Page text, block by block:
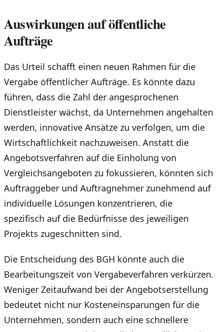
Auswirkungen auf öffentliche
Aufträge
Das Urteil schafft einen neuen Rahmen für die
Vergabe öffentlicher Aufträge. Es könnte dazu
führen, dass die Zahl der angesprochenen
Dienstleister wächst, da Unternehmen angehalten
werden, innovative Ansätze zu verfolgen, um die
Wirtschaftlichkeit nachzuweisen. Anstatt die
Angebotsverfahren auf die Einholung von
Vergleichsangeboten zu fokussieren, könnten sich
Auftraggeber und Auftragnehmer zunehmend auf
individuelle Lösungen konzentrieren, die
spezifisch auf die Bedürfnisse des jeweiligen
Projekts zugeschnitten sind.
Die Entscheidung des BGH könnte auch die
Bearbeitungszeit von Vergabeverfahren verkürzen.
Weniger Zeitaufwand bei der Angebotserstellung
bedeutet nicht nur Kosteneinsparungen für die
Unternehmen, sondern auch eine schnellere